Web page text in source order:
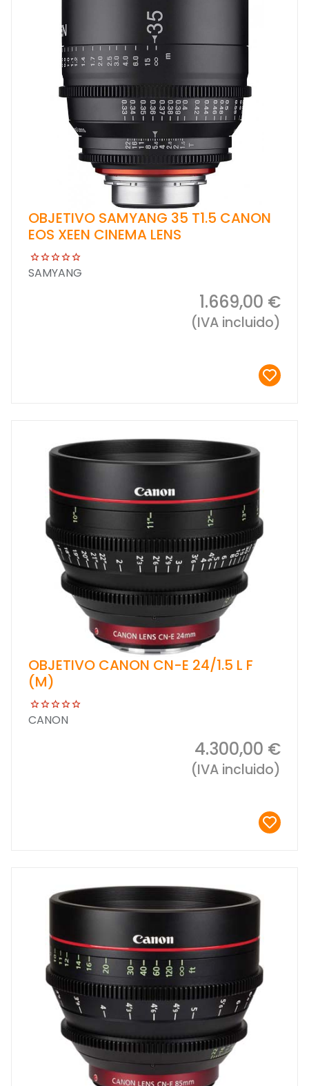
OBJETIVO SAMYANG 35 T1.5 CANON
EOS XEEN CINEMA LENS
SAMYANG
1.669,00 €
(IVA incluido)
OBJETIVO CANON CN-E 24/1.5 L F
(M)
CANON
4.300,00 €
(IVA incluido)